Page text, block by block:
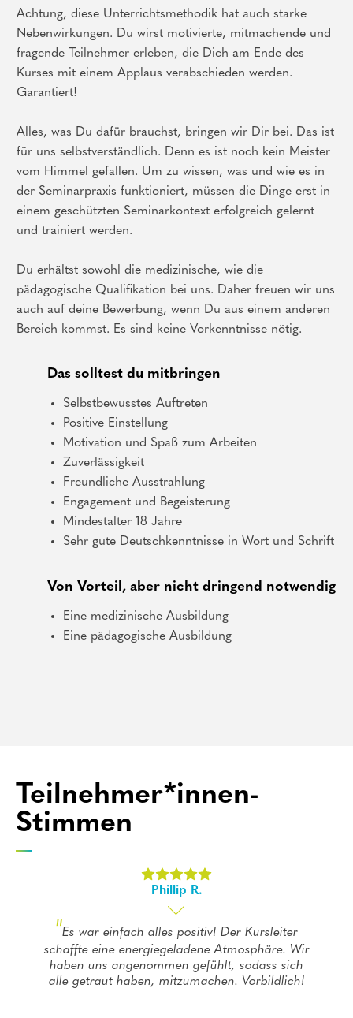
Achtung, diese Unterrichtsmethodik hat auch starke
Nebenwirkungen. Du wirst motivierte, mitmachende und
fragende Teilnehmer erleben, die Dich am Ende des
Kurses mit einem Applaus verabschieden werden.
Garantiert!
Alles, was Du dafür brauchst, bringen wir Dir bei. Das ist
für uns selbstverständlich. Denn es ist noch kein Meister
vom Himmel gefallen. Um zu wissen, was und wie es in
der Seminarpraxis funktioniert, müssen die Dinge erst in
einem geschützten Seminarkontext erfolgreich gelernt
und trainiert werden.
Du erhältst sowohl die medizinische, wie die
pädagogische Qualifikation bei uns. Daher freuen wir uns
auch auf deine Bewerbung, wenn Du aus einem anderen
Bereich kommst. Es sind keine Vorkenntnisse nötig.
Das solltest du mitbringen
Selbstbewusstes Auftreten
Positive Einstellung
Motivation und Spaß zum Arbeiten
Zuverlässigkeit
Freundliche Ausstrahlung
Engagement und Begeisterung
Mindestalter 18 Jahre
Sehr gute Deutschkenntnisse in Wort und Schrift
Von Vorteil, aber nicht dringend notwendig
Eine medizinische Ausbildung
Eine pädagogische Ausbildung
Teilnehmer*innen-
Stimmen
Phillip R.
"Es war einfach alles positiv! Der Kursleiter
schaffte eine energiegeladene Atmosphäre. Wir
haben uns angenommen gefühlt, sodass sich
alle getraut haben, mitzumachen. Vorbildlich!